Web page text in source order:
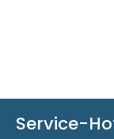
Service-